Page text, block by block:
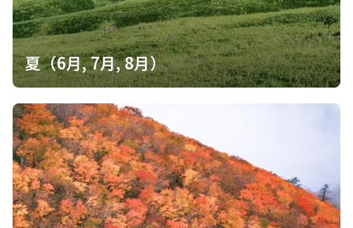
夏（6月, 7月, 8月）